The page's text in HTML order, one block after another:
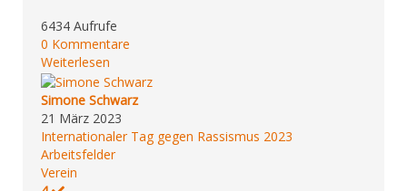
6434 Aufrufe
0 Kommentare
Weiterlesen
Simone Schwarz
21 März 2023
Internationaler Tag gegen Rassismus 2023
Arbeitsfelder
Verein